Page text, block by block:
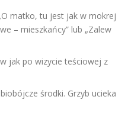
matko, tu jest jak w mokrej
– mieszkańcy” lub „Zalew
jak po wizycie teściowej z
środki. Grzyb ucieka